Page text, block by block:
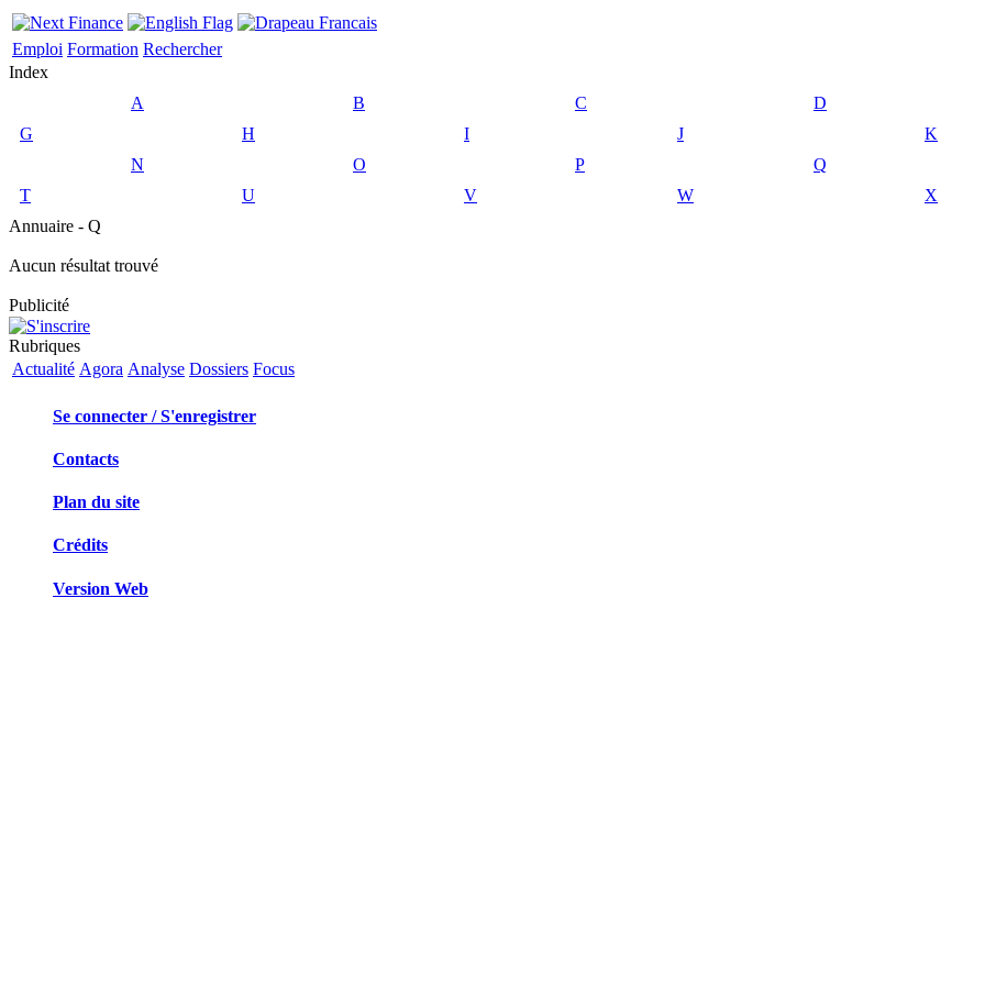
Emploi Formation Rechercher
Index
A
B C D
G
H I J K
N
O P Q
T
U V W X
Annuaire - Q
Aucun résultat trouvé
Publicité
Rubriques
Actualité Agora Analyse Dossiers Focus
Se connecter / S'enregistrer
Contacts
Plan du site
Crédits
Version Web